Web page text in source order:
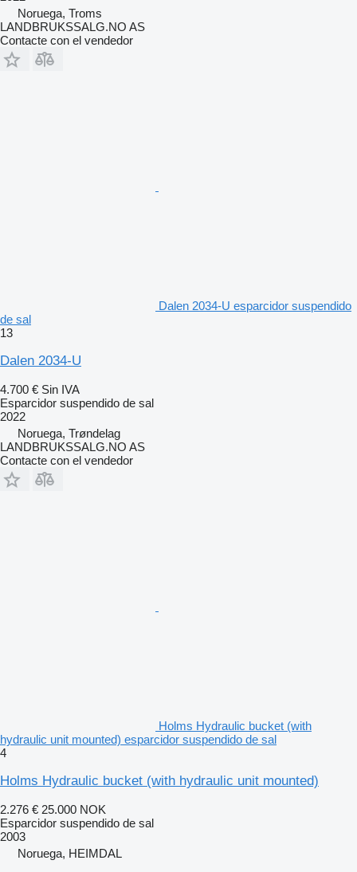
Noruega, Troms
LANDBRUKSSALG.NO AS
Contacte con el vendedor
Dalen 2034-U esparcidor suspendido
de sal
13
Dalen 2034-U
4.700 € Sin IVA
Esparcidor suspendido de sal
2022
Noruega, Trøndelag
LANDBRUKSSALG.NO AS
Contacte con el vendedor
Holms Hydraulic bucket (with
hydraulic unit mounted) esparcidor suspendido de sal
4
Holms Hydraulic bucket (with hydraulic unit mounted)
2.276 € 25.000 NOK
Esparcidor suspendido de sal
2003
Noruega, HEIMDAL